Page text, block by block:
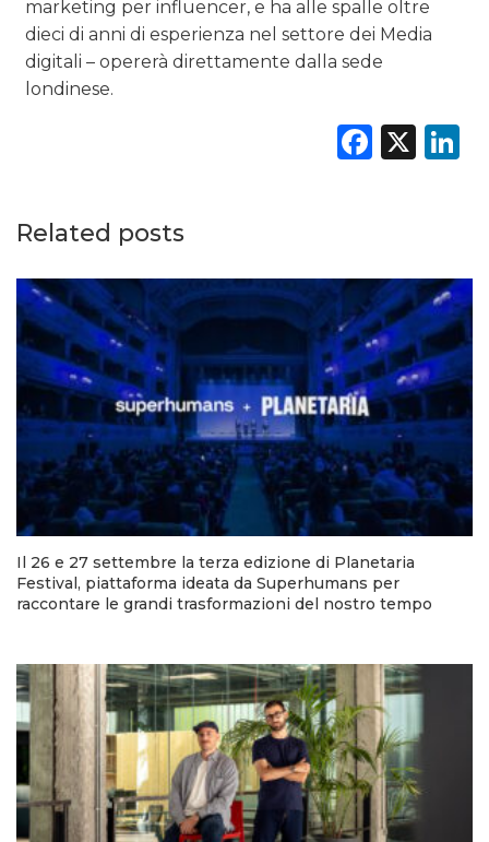
TREND
CASE HISTORY
marketing per influencer, e ha alle spalle oltre
dieci di anni di esperienza nel settore dei Media
digitali – opererà direttamente dalla sede
londinese.
X
Related posts
Il 26 e 27 settembre la terza edizione di Planetaria
Festival, piattaforma ideata da Superhumans per
raccontare le grandi trasformazioni del nostro tempo